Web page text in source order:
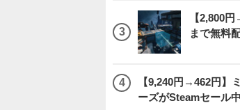
【2,800
まで無料
【9,240円→462円】
ーズがSteamセール